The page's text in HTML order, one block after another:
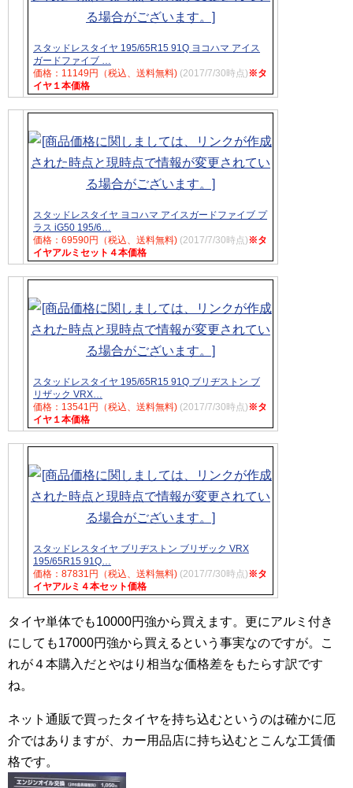
スタッドレスタイヤ 195/65R15 91Q ヨコハマ アイス
ガードファイブ …
価格：11149円（税込、送料無料) (2017/7/30時点)※タ
イヤ１本価格
スタッドレスタイヤ ヨコハマ アイスガードファイブ プ
ラス iG50 195/6…
価格：69590円（税込、送料無料) (2017/7/30時点)※タ
イヤアルミセット４本価格
スタッドレスタイヤ 195/65R15 91Q ブリヂストン ブ
リザック VRX…
価格：13541円（税込、送料無料) (2017/7/30時点)※タ
イヤ１本価格
スタッドレスタイヤ ブリヂストン ブリザック VRX
195/65R15 91Q…
価格：87831円（税込、送料無料) (2017/7/30時点)※タ
イヤアルミ４本セット価格
タイヤ単体でも10000円強から買えます。更にアルミ付き
にしても17000円強から買えるという事実なのですが。こ
れが４本購入だとやはり相当な価格差をもたらす訳です
ね。
ネット通販で買ったタイヤを持ち込むというのは確かに厄
介ではありますが、カー用品店に持ち込むとこんな工賃価
格です。